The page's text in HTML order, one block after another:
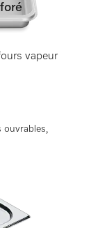
vapeur
ouvrables,